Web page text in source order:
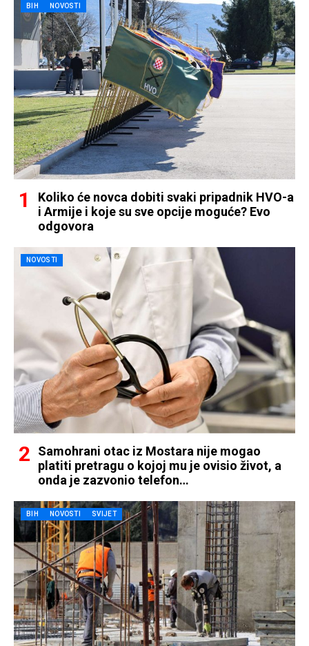
BIH NOVOSTI
Koliko će novca dobiti svaki pripadnik HVO-a
i Armije i koje su sve opcije moguće? Evo
odgovora
NOVOSTI
Samohrani otac iz Mostara nije mogao
platiti pretragu o kojoj mu je ovisio život, a
onda je zazvonio telefon…
BIH NOVOSTI SVIJET